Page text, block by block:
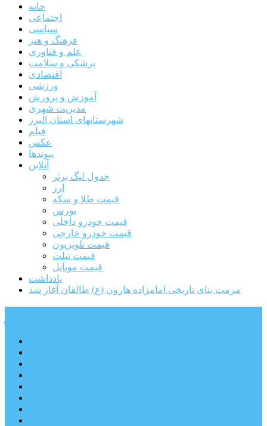
خانه
اجتماعی
سیاسی
فرهنگ و هنر
علم و فناوری
پزشکی و سلامت
اقتصادی
ورزشی
آموزش و پرورش
مدیریت شهری
شهرستانهای استان البرز
فیلم
عکس
پیوندها
آنلاین
جدول لیگ برتر
ارز
قیمت طلا و سکه
بورس
قیمت خودرو داخلی
قیمت خودرو خارجی
قیمت تلویزیون
قیمت تبلت
قیمت موبایل
یادداشت
مرمت بنای تاریخی امامزاده هارون (ع) طالقان آغاز شد